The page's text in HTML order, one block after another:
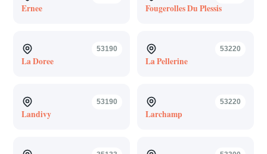
Ernee Fougerolles Du Plessis
53190
La Doree
53220
La Pellerine
53190
Landivy
53220
Larchamp